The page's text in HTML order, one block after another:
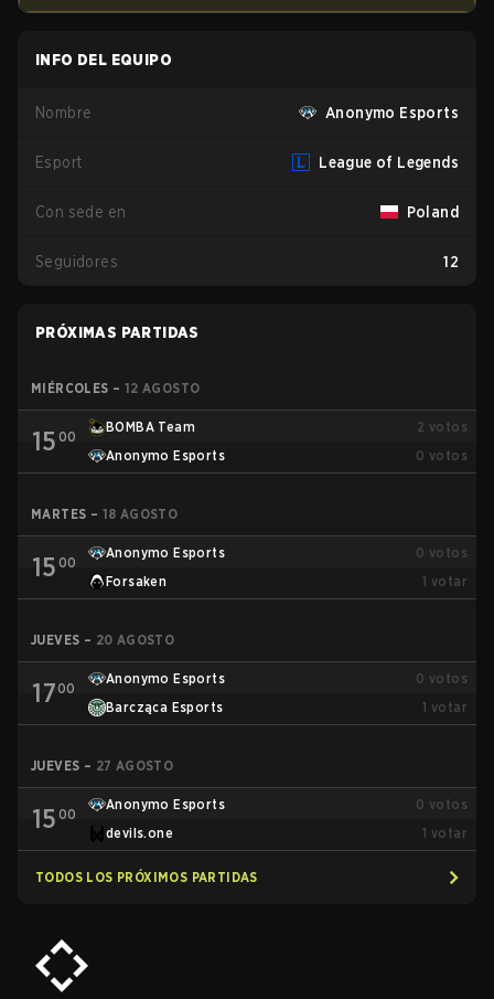
INFO DEL EQUIPO
Nombre Anonymo Esports
Esport League of Legends
Con sede en Poland
Seguidores 12
PRÓXIMAS PARTIDAS
MIÉRCOLES – 12 AGOSTO
15 00
BOMBA Team 2 votos
Anonymo Esports
0 votos
MARTES – 18 AGOSTO
15 00
Anonymo Esports 0 votos
Forsaken
1 votar
JUEVES – 20 AGOSTO
1700
Anonymo Esports 0 votos
Barcząca Esports
1 votar
JUEVES – 27 AGOSTO
15 00
Anonymo Esports 0 votos
devils.one
1 votar
TODOS LOS PRÓXIMOS PARTIDAS